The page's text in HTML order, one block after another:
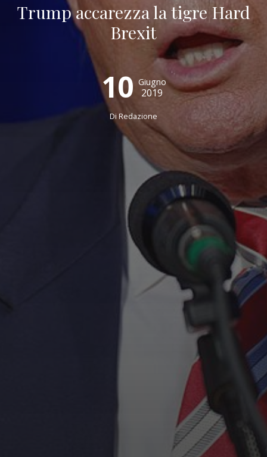
Trump accarezza la tigre Hard
Brexit
10 Giugno
2019
Di Redazione